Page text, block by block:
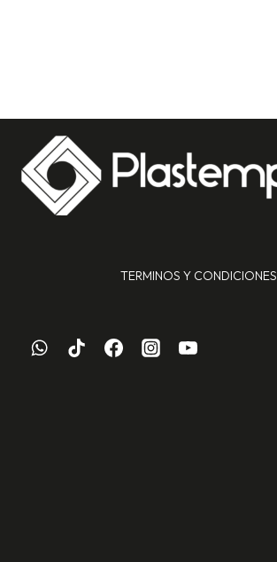
TERMINOS Y CONDICIONES